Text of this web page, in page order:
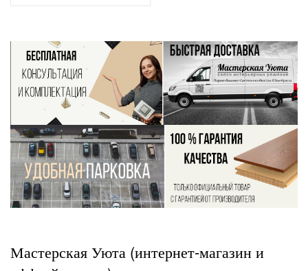
Мастерская Уюта (интернет-магазин и